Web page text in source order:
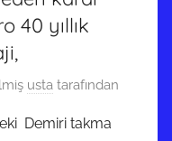
40 yıllık
usta tarafından
Demiri takma